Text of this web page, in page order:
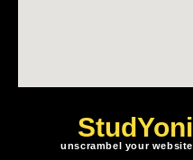
StudYoni
unscrambel your website